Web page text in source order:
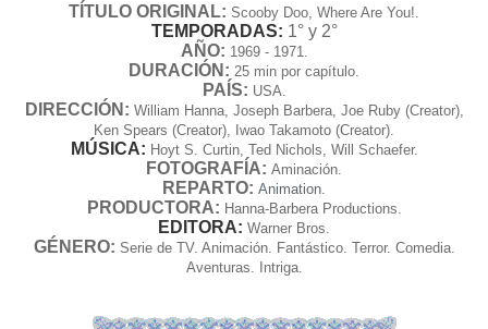
TÍTULO ORIGINAL: Scooby Doo, Where Are You!.
TEMPORADAS: 1° y 2°
AÑO: 1969 - 1971.
DURACIÓN: 25 min por capítulo.
PAÍS: USA.
DIRECCIÓN: William Hanna, Joseph Barbera, Joe Ruby (Creator),
Ken Spears (Creator), Iwao Takamoto (Creator).
MÚSICA: Hoyt S. Curtin, Ted Nichols, Will Schaefer.
FOTOGRAFÍA: Aminación.
REPARTO: Animation.
PRODUCTORA: Hanna-Barbera Productions.
EDITORA: Warner Bros.
GÉNERO: Serie de TV. Animación. Fantástico. Terror. Comedia.
Aventuras. Intriga.